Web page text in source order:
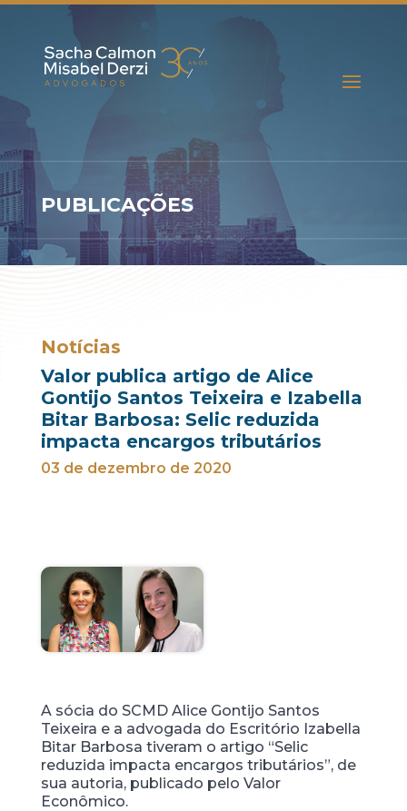
PUBLICAÇÕES
Notícias
Valor publica artigo de Alice
Gontijo Santos Teixeira e Izabella
Bitar Barbosa: Selic reduzida
impacta encargos tributários
03 de dezembro de 2020
A sócia do SCMD Alice Gontijo Santos
Teixeira e a advogada do Escritório Izabella
Bitar Barbosa tiveram o artigo “Selic
reduzida impacta encargos tributários”, de
sua autoria, publicado pelo Valor
Econômico.